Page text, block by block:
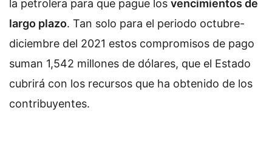
la petrolera para que pague los vencimientos de
largo plazo. Tan solo para el periodo octubre-
diciembre del 2021 estos compromisos de pago
suman 1,542 millones de dólares, que el Estado
cubrirá con los recursos que ha obtenido de los
contribuyentes.